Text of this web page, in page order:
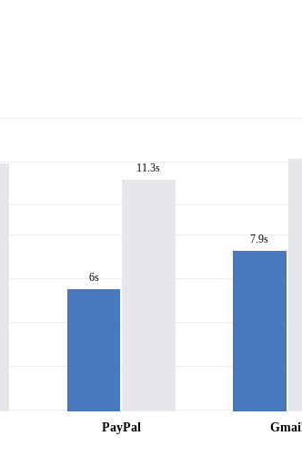
6s
11.3s
PayPal
7.9s
Gmail